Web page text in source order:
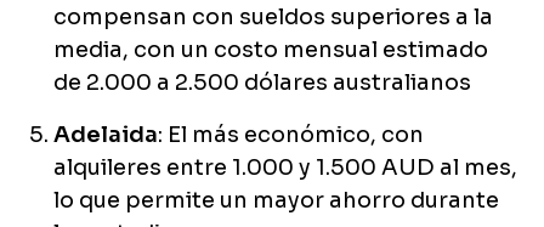
compensan con sueldos superiores a la
media, con un costo mensual estimado
de 2.000 a 2.500 dólares australianos
Adelaida: El más económico, con
alquileres entre 1.000 y 1.500 AUD al mes,
lo que permite un mayor ahorro durante